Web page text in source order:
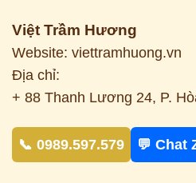
Việt Trầm Hương
Website: viettramhuong.vn
Địa chỉ:
+ 88 Thanh Lương 24, P.
📞 0989.597.579 💬 Chat